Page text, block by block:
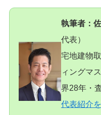
執筆者：
代表）
宅地建物
ィングマ
界28年・
代表紹介